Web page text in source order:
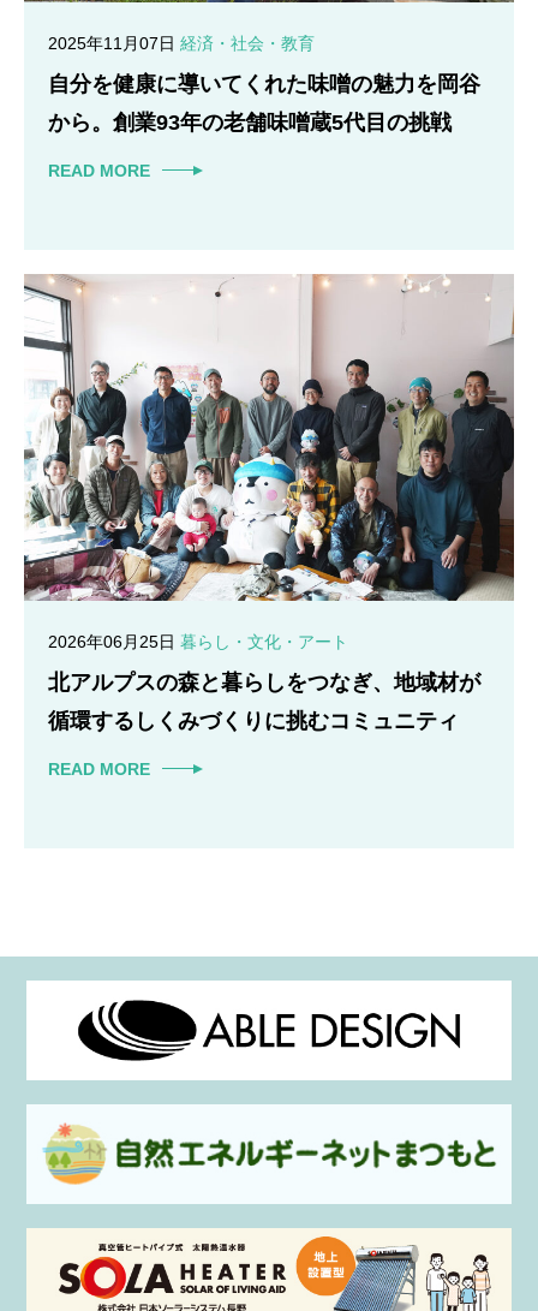
2025年11月07日 経済・社会・教育
自分を健康に導いてくれた味噌の魅力を岡谷
から。創業93年の老舗味噌蔵5代目の挑戦
READ MORE
2026年06月25日 暮らし・文化・アート
北アルプスの森と暮らしをつなぎ、地域材が
循環するしくみづくりに挑むコミュニティ
READ MORE